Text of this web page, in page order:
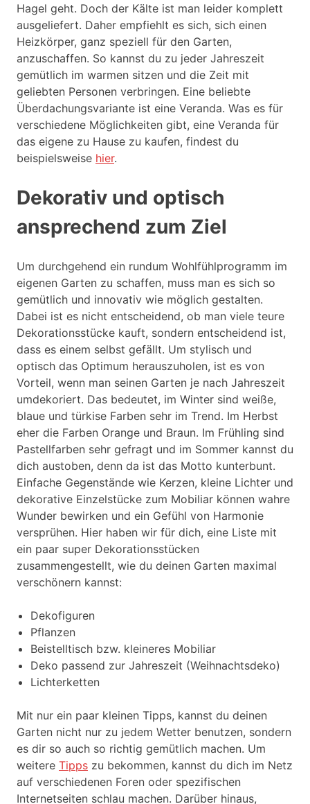
Hagel geht. Doch der Kälte ist man leider komplett
ausgeliefert. Daher empfiehlt es sich, sich einen
Heizkörper, ganz speziell für den Garten,
anzuschaffen. So kannst du zu jeder Jahreszeit
gemütlich im warmen sitzen und die Zeit mit
geliebten Personen verbringen. Eine beliebte
Überdachungsvariante ist eine Veranda. Was es für
verschiedene Möglichkeiten gibt, eine Veranda für
das eigene zu Hause zu kaufen, findest du
beispielsweise hier.
Dekorativ und optisch
ansprechend zum Ziel
Um durchgehend ein rundum Wohlfühlprogramm im
eigenen Garten zu schaffen, muss man es sich so
gemütlich und innovativ wie möglich gestalten.
Dabei ist es nicht entscheidend, ob man viele teure
Dekorationsstücke kauft, sondern entscheidend ist,
dass es einem selbst gefällt. Um stylisch und
optisch das Optimum herauszuholen, ist es von
Vorteil, wenn man seinen Garten je nach Jahreszeit
umdekoriert. Das bedeutet, im Winter sind weiße,
blaue und türkise Farben sehr im Trend. Im Herbst
eher die Farben Orange und Braun. Im Frühling sind
Pastellfarben sehr gefragt und im Sommer kannst du
dich austoben, denn da ist das Motto kunterbunt.
Einfache Gegenstände wie Kerzen, kleine Lichter und
dekorative Einzelstücke zum Mobiliar können wahre
Wunder bewirken und ein Gefühl von Harmonie
versprühen. Hier haben wir für dich, eine Liste mit
ein paar super Dekorationsstücken
zusammengestellt, wie du deinen Garten maximal
verschönern kannst:
Dekofiguren
Pflanzen
Beistelltisch bzw. kleineres Mobiliar
Deko passend zur Jahreszeit (Weihnachtsdeko)
Lichterketten
Mit nur ein paar kleinen Tipps, kannst du deinen
Garten nicht nur zu jedem Wetter benutzen, sondern
es dir so auch so richtig gemütlich machen. Um
weitere Tipps zu bekommen, kannst du dich im Netz
auf verschiedenen Foren oder spezifischen
Internetseiten schlau machen. Darüber hinaus,